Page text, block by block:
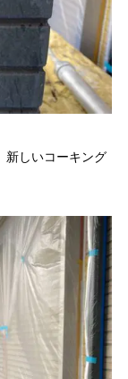
新しいコーキング